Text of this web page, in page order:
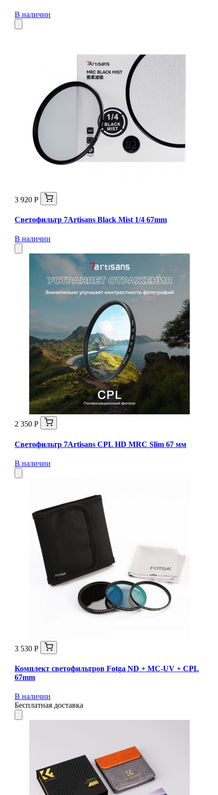
В наличии
3 920 Р
Светофильтр 7Artisans Black Mist 1/4 67mm
В наличии
2 350 Р
Светофильтр 7Artisans CPL HD MRC Slim 67 мм
В наличии
3 530 Р
Комплект светофильтров Fotga ND + MC-UV + CPL
67mm
В наличии
Бесплатная доставка